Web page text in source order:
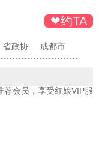
❤约TA
省政协 成都市
荐会员，享受红娘VIP服